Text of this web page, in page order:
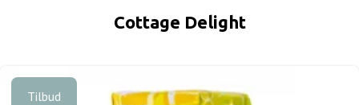
Cottage Delight
Tilbud